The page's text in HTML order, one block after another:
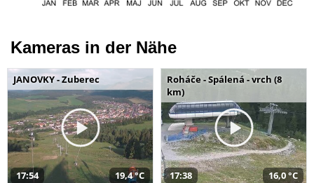
Kameras in der Nähe
JANOVKY - Zuberec
17:54 19,4 °C
Roháče - Spálená - vrch (8
km)
17:38 16,0 °C